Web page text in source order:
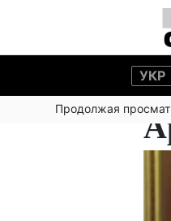
УКР
Продолжая